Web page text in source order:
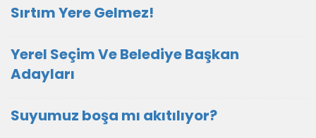
Sırtım Yere Gelmez!
Yerel Seçim Ve Belediye Başkan
Adayları
Suyumuz boşa mı akıtılıyor?